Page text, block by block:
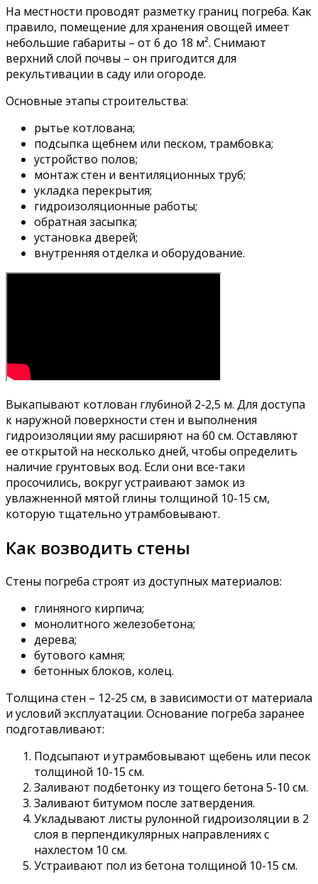
На местности проводят разметку границ погреба. Как
правило, помещение для хранения овощей имеет
небольшие габариты – от 6 до 18 м². Снимают
верхний слой почвы – он пригодится для
рекультивации в саду или огороде.
Основные этапы строительства:
рытье котлована;
подсыпка щебнем или песком, трамбовка;
устройство полов;
монтаж стен и вентиляционных труб;
укладка перекрытия;
гидроизоляционные работы;
обратная засыпка;
установка дверей;
внутренняя отделка и оборудование.
Выкапывают котлован глубиной 2-2,5 м. Для доступа
к наружной поверхности стен и выполнения
гидроизоляции яму расширяют на 60 см. Оставляют
ее открытой на несколько дней, чтобы определить
наличие грунтовых вод. Если они все-таки
просочились, вокруг устраивают замок из
увлажненной мятой глины толщиной 10-15 см,
которую тщательно утрамбовывают.
Как возводить стены
Стены погреба строят из доступных материалов:
глиняного кирпича;
монолитного железобетона;
дерева;
бутового камня;
бетонных блоков, колец.
Толщина стен – 12-25 см, в зависимости от материала
и условий эксплуатации. Основание погреба заранее
подготавливают:
Подсыпают и утрамбовывают щебень или песок
толщиной 10-15 см.
Заливают подбетонку из тощего бетона 5-10 см.
Заливают битумом после затвердения.
Укладывают листы рулонной гидроизоляции в 2
слоя в перпендикулярных направлениях с
нахлестом 10 см.
Устраивают пол из бетона толщиной 10-15 см.